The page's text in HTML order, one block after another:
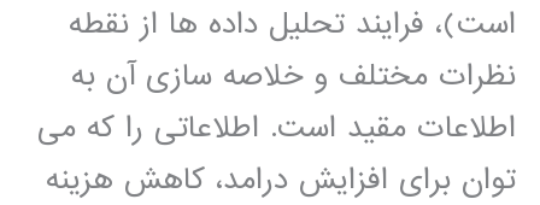
است)، فرایند تحلیل داده ها از نقطه
نظرات مختلف و خلاصه سازی آن به
اطلاعات مقید است. اطلاعاتی را که می
توان برای افزایش درامد، کاهش هزینه